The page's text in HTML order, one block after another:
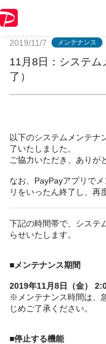
2019/11/7 メンテナンス
11月8日：システ
了）
以下のシステムメンテナ
了いたしました。
ご協力いただき、ありが
なお、PayPayアプリで
リをいったん終了し、再
下記の時間帯で、システ
らせいたします。
■メンテナンス期間
2019年11月8日（金）
※メンテナンス時間は、
じめご了承ください。
■停止する機能